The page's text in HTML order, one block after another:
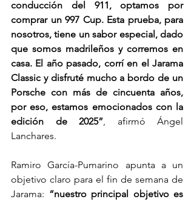
conducción del 911, optamos por
comprar un 997 Cup. Esta prueba, para
nosotros, tiene un sabor especial, dado
que somos madrileños y corremos en
casa. El año pasado, corrí en el Jarama
Classic y disfruté mucho a bordo de un
Porsche con más de cincuenta años,
por eso, estamos emocionados con la
edición de 2025”, afirmó Ángel
Lanchares.
Ramiro García-Pumarino apunta a un
objetivo claro para el fin de semana de
Jarama: “nuestro principal objetivo es